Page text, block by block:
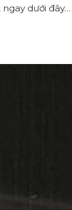
dưới đây…